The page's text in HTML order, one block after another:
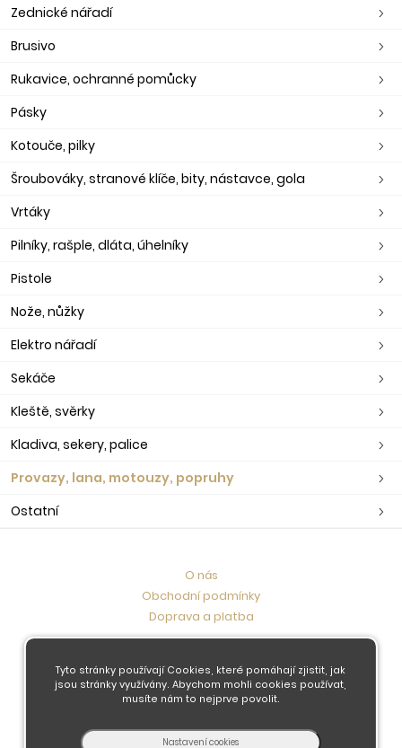
Zednické nářadí
Brusivo
Rukavice, ochranné pomůcky
Pásky
Kotouče, pilky
Šroubováky, stranové klíče, bity, nástavce, gola
Vrtáky
Pilníky, rašple, dláta, úhelníky
Pistole
Nože, nůžky
Elektro nářadí
Sekáče
Kleště, svěrky
Kladiva, sekery, palice
Provazy, lana, motouzy, popruhy
Ostatní
O nás
Obchodní podmínky
Doprava a platba
Kontaktujte nás
Tyto stránky používají Cookies, které pomáhají zjistit, jak
jsou stránky využívány. Abychom mohli cookies používat,
musíte nám to nejprve povolit.